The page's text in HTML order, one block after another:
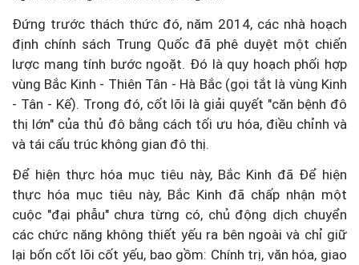
Đứng trước thách thức đó, năm 2014, các nhà hoạch
định chính sách Trung Quốc đã phê duyệt một chiến
lược mang tính bước ngoặt. Đó là quy hoạch phối hợp
vùng Bắc Kinh - Thiên Tân - Hà Bắc (gọi tắt là vùng Kinh
- Tân - Kế). Trong đó, cốt lõi là giải quyết "căn bệnh đô
thị lớn" của thủ đô bằng cách tối ưu hóa, điều chỉnh và
và tái cấu trúc không gian đô thị.
Để hiện thực hóa mục tiêu này, Bắc Kinh đã Để hiện
thực hóa mục tiêu này, Bắc Kinh đã chấp nhận một
cuộc "đại phẫu" chưa từng có, chủ động dịch chuyển
các chức năng không thiết yếu ra bên ngoài và chỉ giữ
lại bốn cốt lõi cốt yếu, bao gồm: Chính trị, văn hóa, giao